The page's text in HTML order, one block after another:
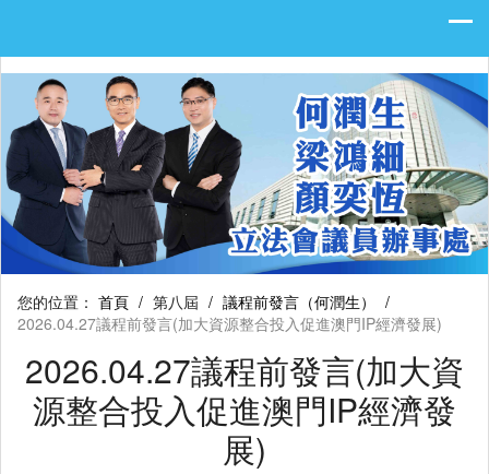
您的位置： 首頁 / 第八屆 / 議程前發言（何潤生）
/
2026.04.27議程前發言(加大資源整合投入促進澳門IP經濟發展)
2026.04.27議程前發言(加大資
源整合投入促進澳門IP經濟發
展)